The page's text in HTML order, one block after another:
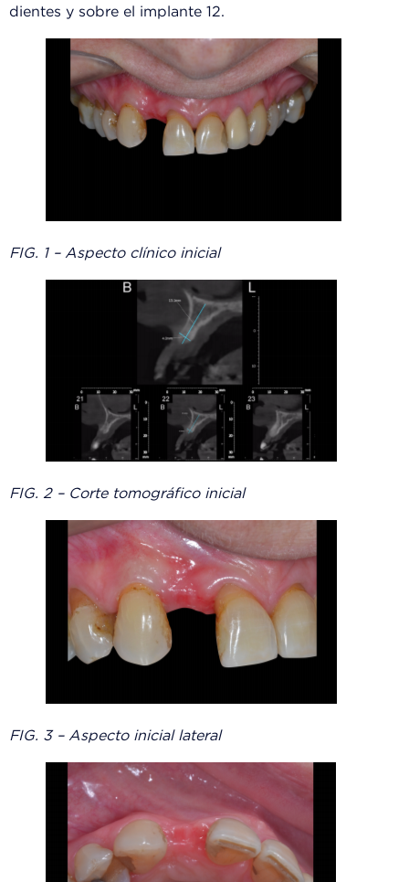
dientes y sobre el implante 12.
FIG. 1 – Aspecto clínico inicial
FIG. 2 – Corte tomográfico inicial
FIG. 3 – Aspecto inicial lateral